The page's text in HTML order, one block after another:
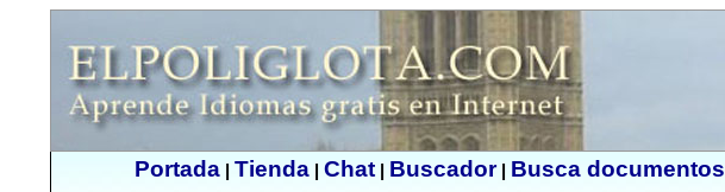
Portada| Tienda| Chat| Buscador| Busca documentos